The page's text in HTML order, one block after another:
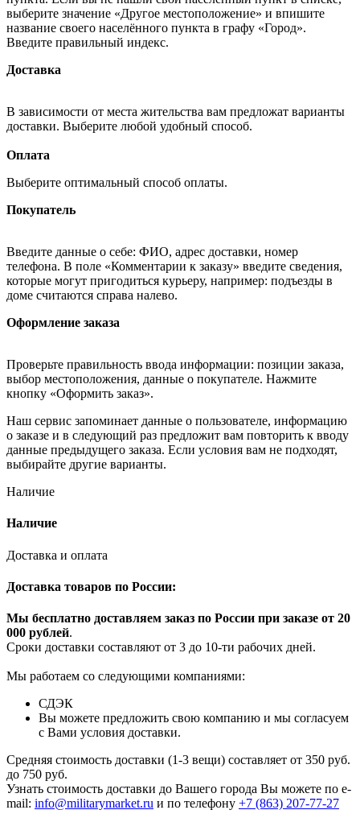
выберите значение «Другое местоположение» и впишите
название своего населённого пункта в графу «Город».
Введите правильный индекс.
Доставка
В зависимости от места жительства вам предложат варианты
доставки. Выберите любой удобный способ.
Оплата
Выберите оптимальный способ оплаты.
Покупатель
Введите данные о себе: ФИО, адрес доставки, номер
телефона. В поле «Комментарии к заказу» введите сведения,
которые могут пригодиться курьеру, например: подъезды в
доме считаются справа налево.
Оформление заказа
Проверьте правильность ввода информации: позиции заказа,
выбор местоположения, данные о покупателе. Нажмите
кнопку «Оформить заказ».
Наш сервис запоминает данные о пользователе, информацию
о заказе и в следующий раз предложит вам повторить к вводу
данные предыдущего заказа. Если условия вам не подходят,
выбирайте другие варианты.
Наличие
Наличие
Доставка и оплата
Доставка товаров по России:
Мы бесплатно доставляем заказ по России при заказе от 20
000 рублей.
Сроки доставки составляют от 3 до 10-ти рабочих дней.
Мы работаем со следующими компаниями:
СДЭК
Вы можете предложить свою компанию и мы согласуем
с Вами условия доставки.
Средняя стоимость доставки (1-3 вещи) составляет от 350 руб.
до 750 руб.
Узнать стоимость доставки до Вашего города Вы можете по e-
mail: info@militarymarket.ru и по телефону +7 (863) 207-77-27